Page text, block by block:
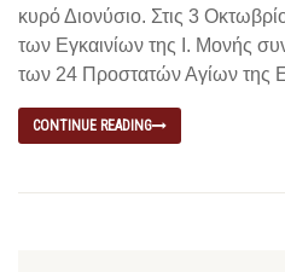
κυρό Διονύσιο. Στις 3
των Εγκαινίων της Ι. Μονής
των 24 Προστατών Αγίων της
CONTINUE READING